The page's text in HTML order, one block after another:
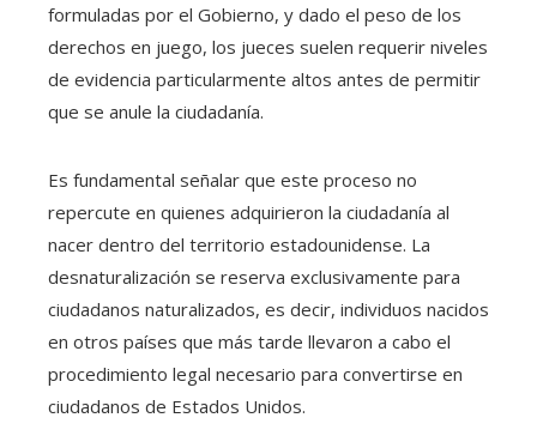
formuladas por el Gobierno, y dado el peso de los
derechos en juego, los jueces suelen requerir niveles
de evidencia particularmente altos antes de permitir
que se anule la ciudadanía.
Es fundamental señalar que este proceso no
repercute en quienes adquirieron la ciudadanía al
nacer dentro del territorio estadounidense. La
desnaturalización se reserva exclusivamente para
ciudadanos naturalizados, es decir, individuos nacidos
en otros países que más tarde llevaron a cabo el
procedimiento legal necesario para convertirse en
ciudadanos de Estados Unidos.